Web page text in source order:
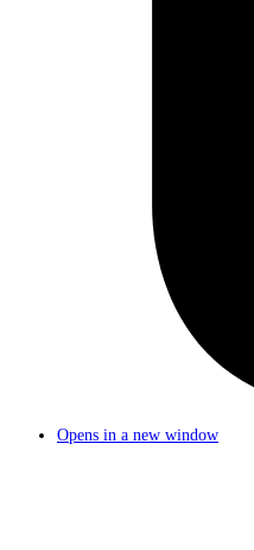
Opens in a new window